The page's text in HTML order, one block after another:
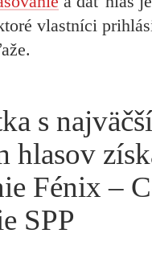
vlastníci
s
hlasov
Fénix –
SPP